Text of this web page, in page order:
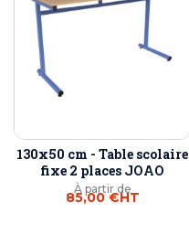
130x50 cm - Table scolaire
fixe 2 places JOAO
À partir de
85,00 €HT